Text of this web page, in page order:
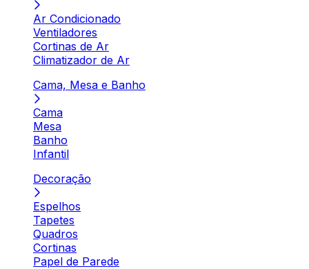
Ar Condicionado
Ventiladores
Cortinas de Ar
Climatizador de Ar
Cama, Mesa e Banho
Cama
Mesa
Banho
Infantil
Decoração
Espelhos
Tapetes
Quadros
Cortinas
Papel de Parede